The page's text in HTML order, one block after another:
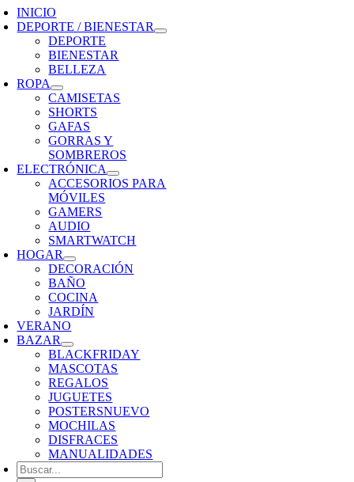
INICIO
DEPORTE / BIENESTAR
DEPORTE
BIENESTAR
BELLEZA
ROPA
CAMISETAS
SHORTS
GAFAS
GORRAS Y
SOMBREROS
ELECTRÓNICA
ACCESORIOS PARA
MÓVILES
GAMERS
AUDIO
SMARTWATCH
HOGAR
DECORACIÓN
BAÑO
COCINA
JARDÍN
VERANO
BAZAR
BLACKFRIDAY
MASCOTAS
REGALOS
JUGUETES
POSTERSNUEVO
MOCHILAS
DISFRACES
MANUALIDADES
Buscar: